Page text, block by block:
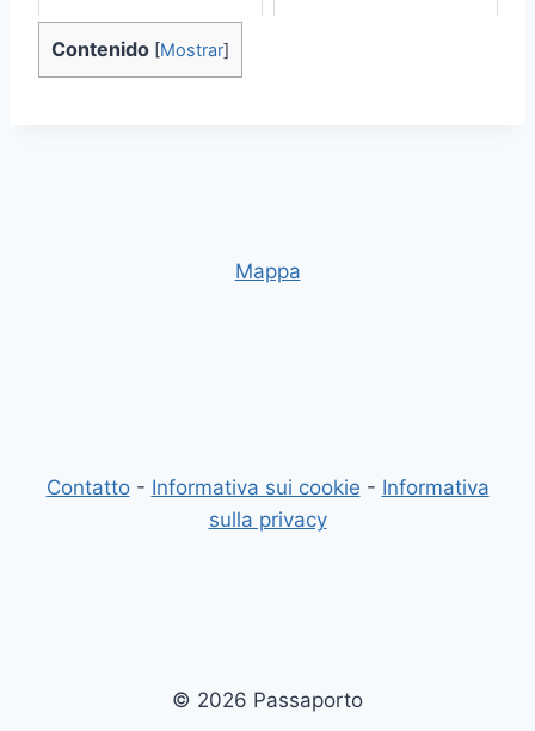
Contenido [Mostrar]
Mappa
Contatto- Informativa sui cookie - Informativa
sulla privacy
© 2026 Passaporto